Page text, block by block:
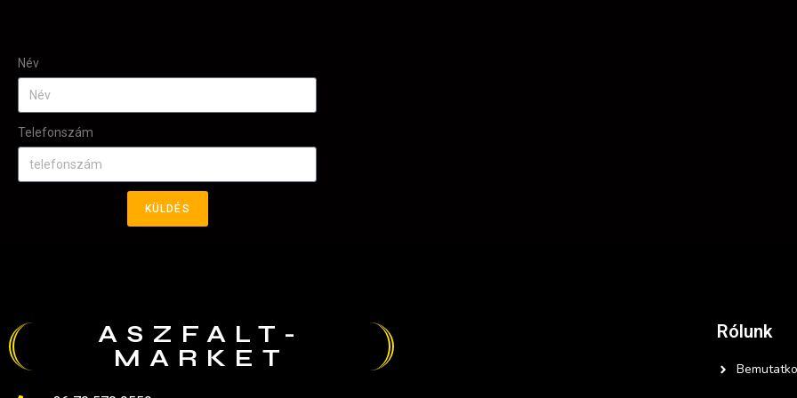
Név
Telefonszám
KÜLDÉS
ASZFALT-
MARKET
Rólunk